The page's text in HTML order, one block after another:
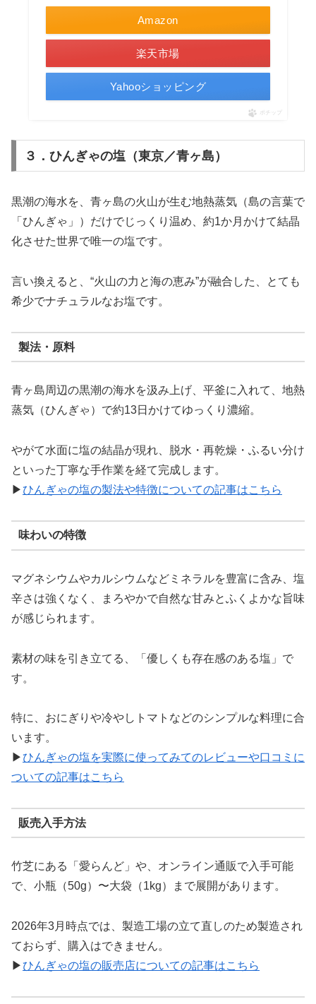
Amazon
楽天市場
Yahooショッピング
ポチップ
３．ひんぎゃの塩（東京／青ヶ島）
黒潮の海水を、青ヶ島の火山が生む地熱蒸気（島の言葉で
「ひんぎゃ」）だけでじっくり温め、約1か月かけて結晶
化させた世界で唯一の塩です。
言い換えると、“火山の力と海の恵み”が融合した、とても
希少でナチュラルなお塩です。
製法・原料
青ヶ島周辺の黒潮の海水を汲み上げ、平釜に入れて、地熱
蒸気（ひんぎゃ）で約13日かけてゆっくり濃縮。
やがて水面に塩の結晶が現れ、脱水・再乾燥・ふるい分け
といった丁寧な手作業を経て完成します。
▶ひんぎゃの塩の製法や特徴についての記事はこちら
味わいの特徴
マグネシウムやカルシウムなどミネラルを豊富に含み、塩
辛さは強くなく、まろやかで自然な甘みとふくよかな旨味
が感じられます。
素材の味を引き立てる、「優しくも存在感のある塩」で
す。
特に、おにぎりや冷やしトマトなどのシンプルな料理に合
います。
▶ひんぎゃの塩を実際に使ってみてのレビューや口コミに
ついての記事はこちら
販売入手方法
竹芝にある「愛らんど」や、オンライン通販で入手可能
で、小瓶（50g）〜大袋（1kg）まで展開があります。
2026年3月時点では、製造工場の立て直しのため製造され
ておらず、購入はできません。
▶ひんぎゃの塩の販売店についての記事はこちら